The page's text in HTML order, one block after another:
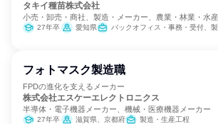
タキイ種苗株式会社
小売・卸売・商社、製造・メーカー、農業・林業・水
27年卒 愛知県 バックオフィス・事務・受付、
フォトマスク製造職
FPDの進化を支えるメーカー
株式会社エスケーエレクトロニクス
半導体・電子機器メーカー、機械・医療機器メーカー
27年卒 滋賀県、京都府 製造・生産工程